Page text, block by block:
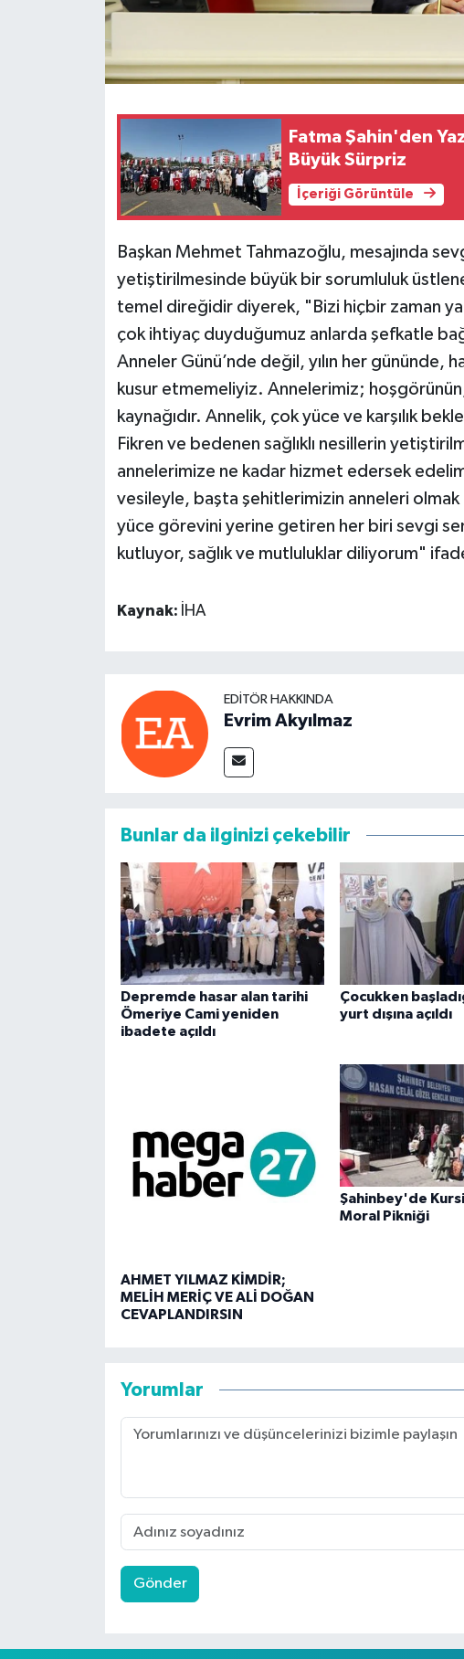
Fatma Şahin'den
Büyük Sürpriz
İçeriği Görüntüle
Başkan Mehmet Tahmazoğlu, mesajında
yetiştirilmesinde büyük bir sorumluluk
temel direğidir diyerek, "Bizi hiçbir zaman
çok ihtiyaç duyduğumuz anlarda şefkatle
Anneler Günü’nde değil, yılın her gününde,
kusur etmemeliyiz. Annelerimiz;
kaynağıdır. Annelik, çok yüce ve karşılık
Fikren ve bedenen sağlıklı nesillerin
annelerimize ne kadar hizmet edersek
vesileyle, başta şehitlerimizin anneleri olmak
yüce görevini yerine getiren her biri sevgi
kutluyor, sağlık ve mutluluklar diliyorum"
Kaynak: İHA
EDITÖR HAKKINDA
Evrim Akyılmaz
Bunlar da ilginizi çekebilir
Depremde hasar alan tarihi
Ömeriye Cami yeniden
ibadete açıldı
Çocukken
yurt dışına açıldı
AHMET YILMAZ KİMDİR;
MELİH MERİÇ VE ALİ DOĞAN
CEVAPLANDIRSIN
Şahinbey'de
Moral Pikniği
Yorumlar
Gönder